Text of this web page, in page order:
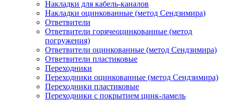
Накладки для кабель-каналов
Накладки оцинкованные (метод Сендзимира)
Ответвители
Ответвители горячеоцинкованные (метод
погружения)
Ответвители оцинкованные (метод Сендзимира)
Ответвители пластиковые
Переходники
Переходники оцинкованные (метод Сендзимира)
Переходники пластиковые
Переходники с покрытием цинк-ламель